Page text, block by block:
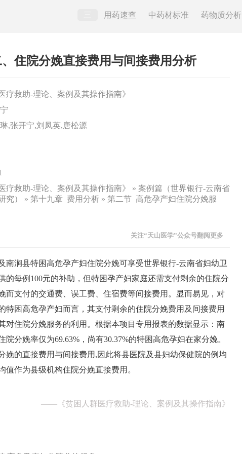
用药速查 中药材标准 药物质分析
住院分娩直接费用与间接费用分析
疗救助-理论、案例及其操作指南》
,张开宁,刘凤英,唐松源
疗救助-理论、案例及其操作指南》 » 案例篇（世界银行‐云南省
究） » 第十九章 费用分析 » 第二节 高危孕产妇住院分娩服
关注“天山医学”公众号翻阅更多
南涧县特困高危孕产妇住院分娩可享受世界银行‐云南省妇幼卫
的每例100元的补助，但特困孕产妇家庭还需支付剩余的住院分
而支付的交通费、误工费、住宿费等间接费用。显而易见，对
特困高危孕产妇而言，其支付剩余的住院分娩费用及间接费用
对住院分娩服务的利用。根据本项目专用报表的数据显示：南
院分娩率仅为69.63%，尚有30.37%的特困高危孕妇在家分娩。
娩的直接费用与间接费用,因此将县医院及县妇幼保健院的例均
值作为县级机构住院分娩直接费用。
—— 《贫困人群医疗救助-理论、案例及其操作指南》